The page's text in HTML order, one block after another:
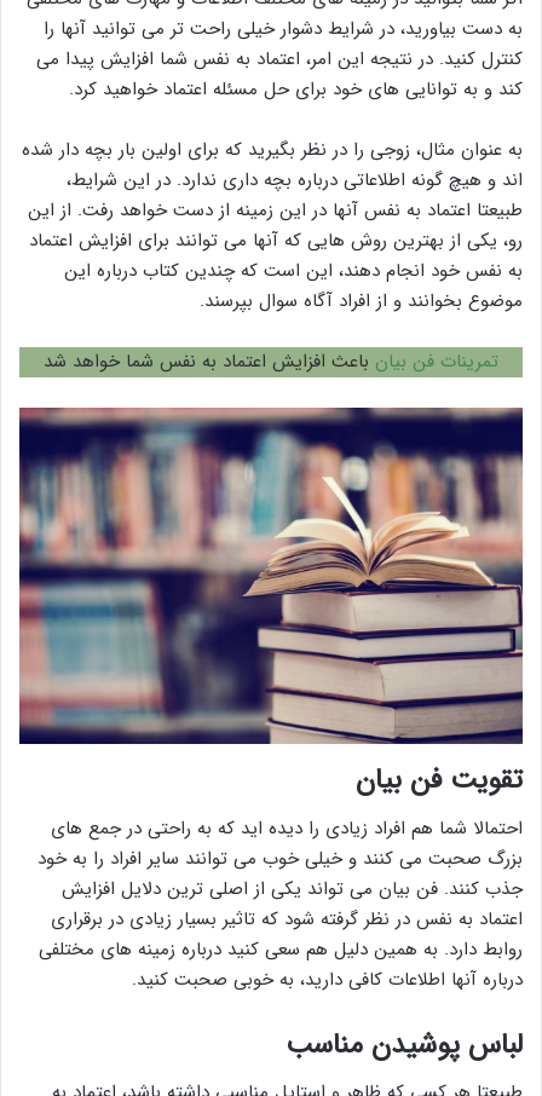
به دست بیاورید، در شرایط دشوار خیلی راحت تر می توانید آنها را
کنترل کنید. در نتیجه این امر، اعتماد به نفس شما افزایش پیدا می
کند و به توانایی های خود برای حل مسئله اعتماد خواهید کرد.
به عنوان مثال، زوجی را در نظر بگیرید که برای اولین بار بچه دار شده
اند و هیچ گونه اطلاعاتی درباره بچه داری ندارد. در این شرایط،
طبیعتا اعتماد به نفس آنها در این زمینه از دست خواهد رفت. از این
رو، یکی از بهترین روش هایی که آنها می توانند برای افزایش اعتماد
به نفس خود انجام دهند، این است که چندین کتاب درباره این
موضوع بخوانند و از افراد آگاه سوال بپرسند.
تمرینات فن بیان باعث افزایش اعتماد به نفس شما خواهد شد
تقویت فن بیان
احتمالا شما هم افراد زیادی را دیده اید که به راحتی در جمع های
بزرگ صحبت می کنند و خیلی خوب می توانند سایر افراد را به خود
جذب کنند. فن بیان می تواند یکی از اصلی ترین دلایل افزایش
اعتماد به نفس در نظر گرفته شود که تاثیر بسیار زیادی در برقراری
روابط دارد. به همین دلیل هم سعی کنید درباره زمینه های مختلفی
درباره آنها اطلاعات کافی دارید، به خوبی صحبت کنید.
لباس پوشیدن مناسب